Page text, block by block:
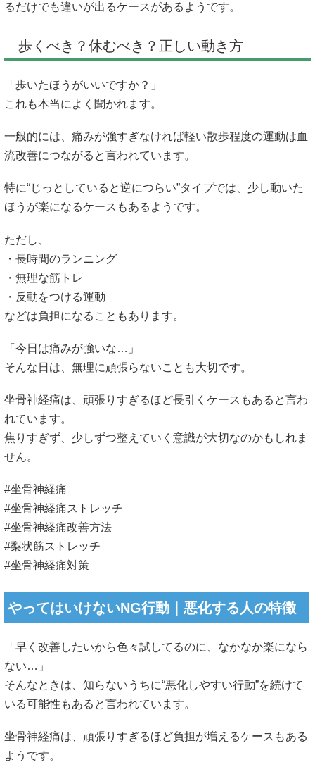
るだけでも違いが出るケースがあるようです。
歩くべき？休むべき？正しい動き方
「歩いたほうがいいですか？」
これも本当によく聞かれます。
一般的には、痛みが強すぎなければ軽い散歩程度の運動は血
流改善につながると言われています。
特に“じっとしていると逆につらい”タイプでは、少し動いた
ほうが楽になるケースもあるようです。
ただし、
・長時間のランニング
・無理な筋トレ
・反動をつける運動
などは負担になることもあります。
「今日は痛みが強いな…」
そんな日は、無理に頑張らないことも大切です。
坐骨神経痛は、頑張りすぎるほど長引くケースもあると言わ
れています。
焦りすぎず、少しずつ整えていく意識が大切なのかもしれま
せん。
#坐骨神経痛
#坐骨神経痛ストレッチ
#坐骨神経痛改善方法
#梨状筋ストレッチ
#坐骨神経痛対策
やってはいけないNG行動｜悪化する人の特徴
「早く改善したいから色々試してるのに、なかなか楽になら
ない…」
そんなときは、知らないうちに“悪化しやすい行動”を続けて
いる可能性もあると言われています。
坐骨神経痛は、頑張りすぎるほど負担が増えるケースもある
ようです。